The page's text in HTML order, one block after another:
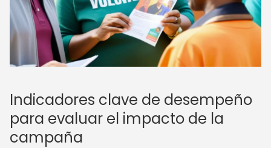
Indicadores clave de desempeño
para evaluar el impacto de la
campaña